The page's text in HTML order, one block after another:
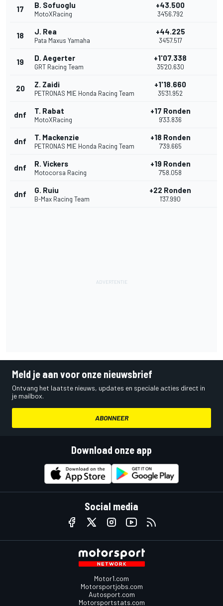
17 B. Sofuoglu
MotoXRacing
+43.500
34'56.792
18 J. Rea
Pata Maxus Yamaha
+44.225
34'57.517
19 D. Aegerter
GRT Racing Team
+1'07.338
35'20.630
20 Z. Zaidi
PETRONAS MIE Honda Racing Team
+1'18.660
35'31.952
dnf T. Rabat
MotoXRacing
+17 Ronden
9'33.836
dnf T. Mackenzie
PETRONAS MIE Honda Racing Team
+18 Ronden
7'39.665
dnf R. Vickers
Motocorsa Racing
+19 Ronden
7'58.058
dnf G. Ruiu
B-Max Racing Team
+22 Ronden
1'37.990
Meld je aan voor onze nieuwsbrief
Ontvang het laatste nieuws, updates en speciale acties direct in
je mailbox.
ABONNEER
Download onze app
Social media
Motor1.com
Motorsportjobs.com
Autosport.com
Motorsportstats.com